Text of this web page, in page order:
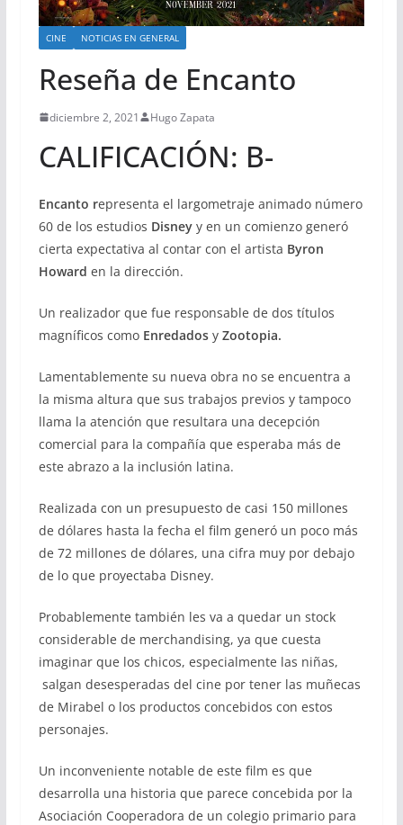
CINE NOTICIAS EN GENERAL
Reseña de Encanto
diciembre 2, 2021 Hugo Zapata
CALIFICACIÓN: B-
Encanto representa el largometraje animado número
60 de los estudios Disneyy en un comienzo generó
cierta expectativa al contar con el artista Byron
Howard en la dirección.
Un realizador que fue responsable de dos títulos
magníficos como Enredadosy Zootopia.
Lamentablemente su nueva obra no se encuentra a
la misma altura que sus trabajos previos y tampoco
llama la atención que resultara una decepción
comercial para la compañía que esperaba más de
este abrazo a la inclusión latina.
Realizada con un presupuesto de casi 150 millones
de dólares hasta la fecha el film generó un poco más
de 72 millones de dólares, una cifra muy por debajo
de lo que proyectaba Disney.
Probablemente también les va a quedar un stock
considerable de merchandising, ya que cuesta
imaginar que los chicos, especialmente las niñas,
salgan desesperadas del cine por tener las muñecas
de Mirabel o los productos concebidos con estos
personajes.
Un inconveniente notable de este film es que
desarrolla una historia que parece concebida por la
Asociación Cooperadora de un colegio primario para